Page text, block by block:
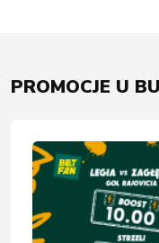
PROMOCJE U